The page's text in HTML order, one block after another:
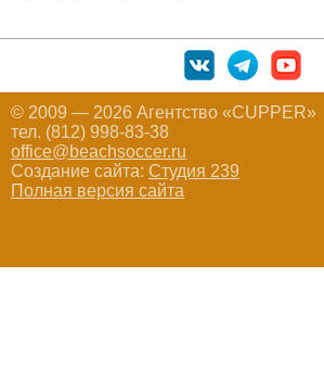
© 2009 — 2026 Агентство «CUPPER»
тел. (812) 998-83-38
office@beachsoccer.ru
Создание сайта: Студия 239
Полная версия сайта